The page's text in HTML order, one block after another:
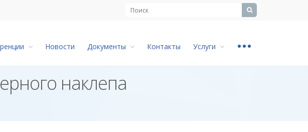
Новости Документы Контакты Услуги ...
наклепа